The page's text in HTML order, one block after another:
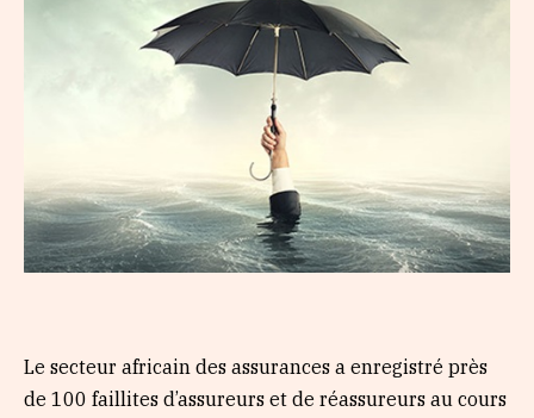
Le secteur africain des assurances a enregistré près
de 100 faillites d’assureurs et de réassureurs au cours